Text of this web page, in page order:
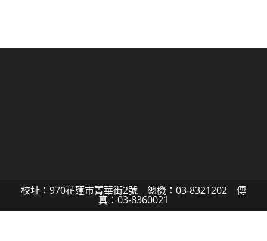
校址：970花蓮市菁華街2號 總機：03-8321202 傳
真：03-8360021